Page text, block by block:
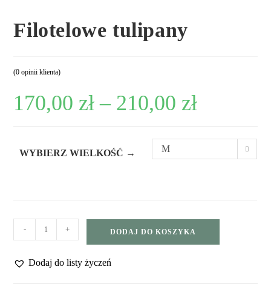
Filotelowe tulipany
(0 opinii klienta)
170,00 zł – 210,00 zł
WYBIERZ WIELKOŚĆ → M
- + DODAJ DO KOSZYKA
Dodaj do listy życzeń